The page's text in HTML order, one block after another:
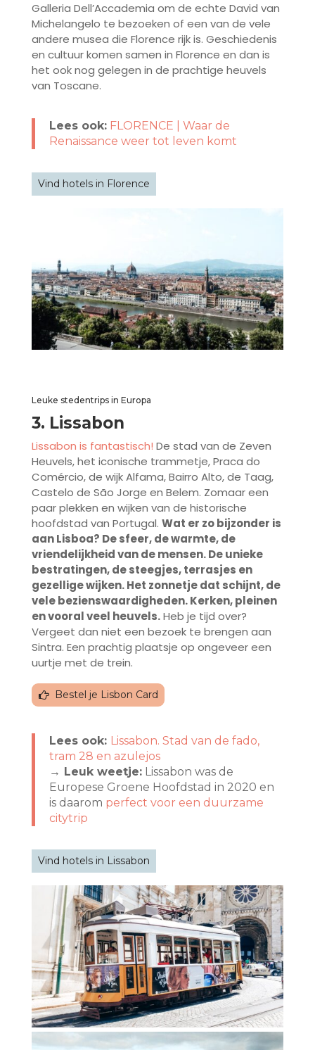
Galleria Dell’Accademia om de echte David van
Michelangelo te bezoeken of een van de vele
andere musea die Florence rijk is. Geschiedenis
en cultuur komen samen in Florence en dan is
het ook nog gelegen in de prachtige heuvels
van Toscane.
Lees ook: FLORENCE | Waar de
Renaissance weer tot leven komt
Vind hotels in Florence
Leuke stedentrips in Europa
3. Lissabon
Lissabon is fantastisch! De stad van de Zeven
Heuvels, het iconische trammetje, Praca do
Comércio, de wijk Alfama, Bairro Alto, de Taag,
Castelo de São Jorge en Belem. Zomaar een
paar plekken en wijken van de historische
hoofdstad van Portugal. Wat er zo bijzonder is
aan Lisboa? De sfeer, de warmte, de
vriendelijkheid van de mensen. De unieke
bestratingen, de steegjes, terrasjes en
gezellige wijken. Het zonnetje dat schijnt, de
vele bezienswaardigheden. Kerken, pleinen
en vooral veel heuvels.Heb je tijd over?
Vergeet dan niet een bezoek te brengen aan
Sintra. Een prachtig plaatsje op ongeveer een
uurtje met de trein.
Bestel je Lisbon Card
Lees ook: Lissabon. Stad van de fado,
tram 28 en azulejos
→ Leuk weetje:Lissabon was de
Europese Groene Hoofdstad in 2020 en
is daarom perfect voor een duurzame
citytrip
Vind hotels in Lissabon